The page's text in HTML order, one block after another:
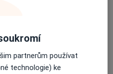
návštěvy)
partnerům používat
technologie) ke